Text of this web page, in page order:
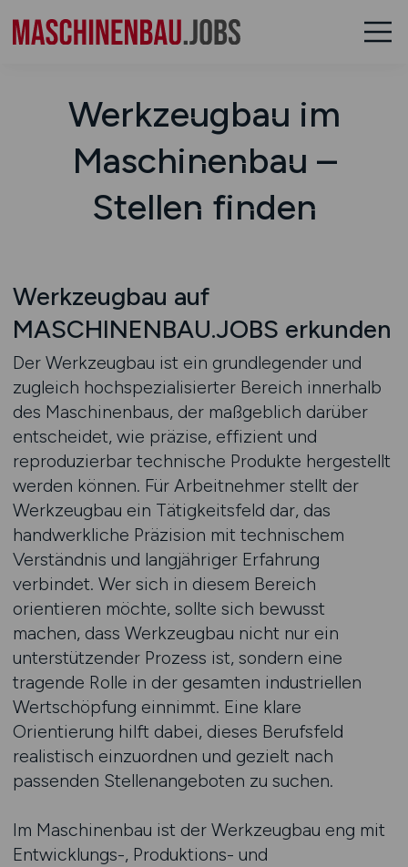
Werkzeugbau im
Maschinenbau –
Stellen finden
Werkzeugbau auf
MASCHINENBAU.JOBS erkunden
Der Werkzeugbau ist ein grundlegender und
zugleich hochspezialisierter Bereich innerhalb
des Maschinenbaus, der maßgeblich darüber
entscheidet, wie präzise, effizient und
reproduzierbar technische Produkte hergestellt
werden können. Für Arbeitnehmer stellt der
Werkzeugbau ein Tätigkeitsfeld dar, das
handwerkliche Präzision mit technischem
Verständnis und langjähriger Erfahrung
verbindet. Wer sich in diesem Bereich
orientieren möchte, sollte sich bewusst
machen, dass Werkzeugbau nicht nur ein
unterstützender Prozess ist, sondern eine
tragende Rolle in der gesamten industriellen
Wertschöpfung einnimmt. Eine klare
Orientierung hilft dabei, dieses Berufsfeld
realistisch einzuordnen und gezielt nach
passenden Stellenangeboten zu suchen.
Im Maschinenbau ist der Werkzeugbau eng mit
Entwicklungs-, Produktions- und